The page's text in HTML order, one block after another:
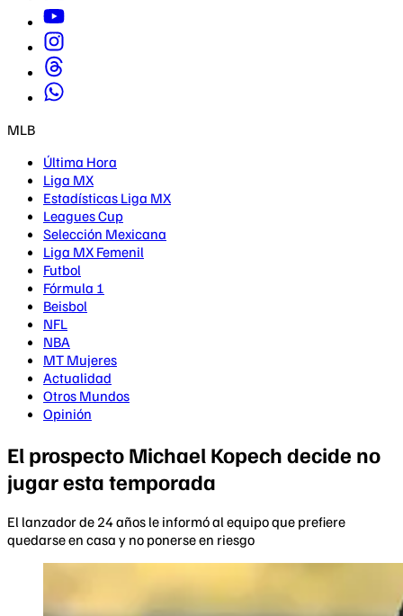
MLB
Última Hora
Liga MX
Estadísticas Liga MX
Leagues Cup
Selección Mexicana
Liga MX Femenil
Futbol
Fórmula 1
Beisbol
NFL
NBA
MT Mujeres
Actualidad
Otros Mundos
Opinión
El prospecto Michael Kopech decide no
jugar esta temporada
El lanzador de 24 años le informó al equipo que prefiere
quedarse en casa y no ponerse en riesgo